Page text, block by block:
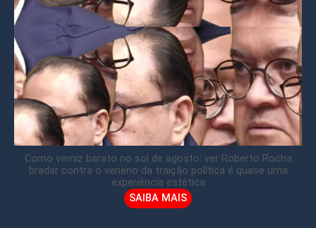
Como verniz barato no sol de agosto: ver Roberto Rocha
bradar contra o veneno da traição política é quase uma
experiência estética
SAIBA MAIS